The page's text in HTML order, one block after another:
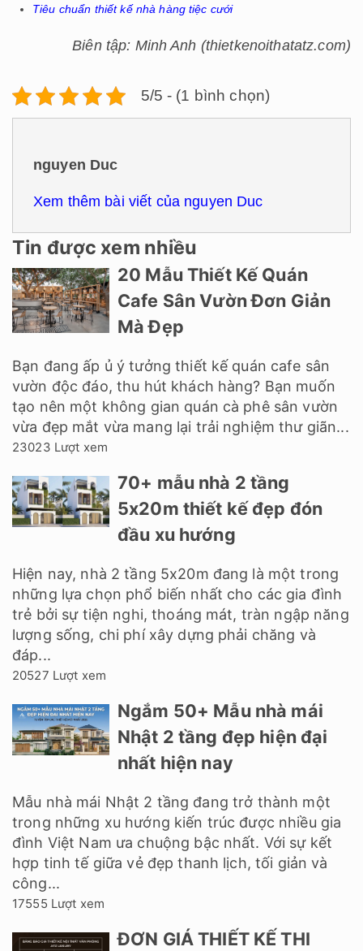
Tiêu chuẩn thiết kế nhà hàng tiệc cưới
Biên tập: Minh Anh (thietkenoithatatz.com)
5/5 - (1 bình chọn)
nguyen Duc
Xem thêm bài viết của nguyen Duc
Tin được xem nhiều
20 Mẫu Thiết Kế Quán
Cafe Sân Vườn Đơn Giản
Mà Đẹp
Bạn đang ấp ủ ý tưởng thiết kế quán cafe sân
vườn độc đáo, thu hút khách hàng? Bạn muốn
tạo nên một không gian quán cà phê sân vườn
vừa đẹp mắt vừa mang lại trải nghiệm thư giãn...
23023 Lượt xem
70+ mẫu nhà 2 tầng
5x20m thiết kế đẹp đón
đầu xu hướng
Hiện nay, nhà 2 tầng 5x20m đang là một trong
những lựa chọn phổ biến nhất cho các gia đình
trẻ bởi sự tiện nghi, thoáng mát, tràn ngập năng
lượng sống, chi phí xây dựng phải chăng và
đáp...
20527 Lượt xem
Ngắm 50+ Mẫu nhà mái
Nhật 2 tầng đẹp hiện đại
nhất hiện nay
Mẫu nhà mái Nhật 2 tầng đang trở thành một
trong những xu hướng kiến trúc được nhiều gia
đình Việt Nam ưa chuộng bậc nhất. Với sự kết
hợp tinh tế giữa vẻ đẹp thanh lịch, tối giản và
công...
17555 Lượt xem
ĐƠN GIÁ THIẾT KẾ THI